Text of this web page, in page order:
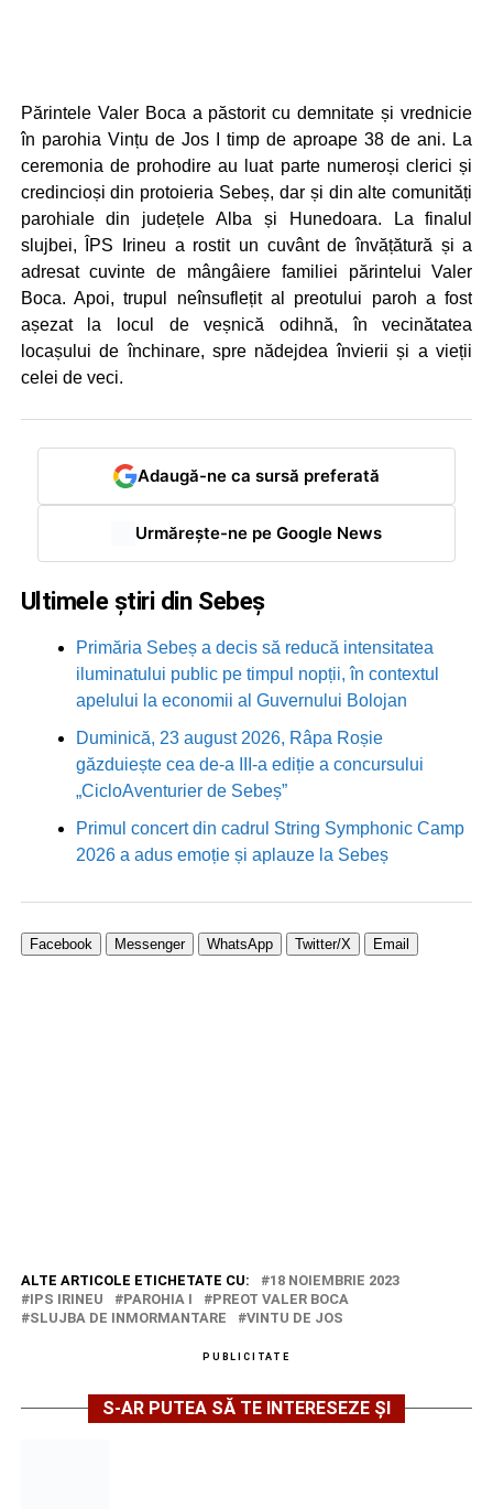
Părintele Valer Boca a păstorit cu demnitate și vrednicie
în parohia Vințu de Jos I timp de aproape 38 de ani. La
ceremonia de prohodire au luat parte numeroși clerici și
credincioși din protoieria Sebeș, dar și din alte comunități
parohiale din județele Alba și Hunedoara. La finalul
slujbei, ÎPS Irineu a rostit un cuvânt de învățătură și a
adresat cuvinte de mângâiere familiei părintelui Valer
Boca. Apoi, trupul neînsuflețit al preotului paroh a fost
așezat la locul de veșnică odihnă, în vecinătatea
locașului de închinare, spre nădejdea învierii și a vieții
celei de veci.
Adaugă-ne ca sursă preferată
Urmărește-ne pe Google News
Ultimele știri din Sebeș
Primăria Sebeș a decis să reducă intensitatea
iluminatului public pe timpul nopții, în contextul
apelului la economii al Guvernului Bolojan
Duminică, 23 august 2026, Râpa Roșie
găzduiește cea de-a III-a ediție a concursului
„CicloAventurier de Sebeș”
Primul concert din cadrul String Symphonic Camp
2026 a adus emoție și aplauze la Sebeș
Facebook Messenger WhatsApp Twitter/X Email
ALTE ARTICOLE ETICHETATE CU:
18 NOIEMBRIE 2023
IPS IRINEU
PAROHIA I
PREOT VALER BOCA
SLUJBA DE INMORMANTARE
VINTU DE JOS
PUBLICITATE
S-AR PUTEA SĂ TE INTERESEZE ȘI